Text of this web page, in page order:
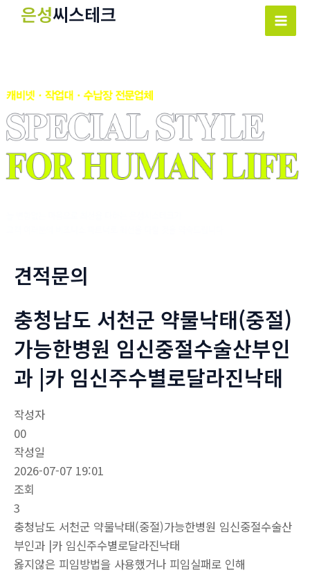
너
뛰
기
은성씨스테크
Main
견적문의
충청남도 서천군 약물낙태(중절)
가능한병원 임신중절수술산부인
과 |카 임신주수별로달라진낙­태
작성자
00
작성일
2026-07-07 19:01
조회
3
충청남도 서천군 약물낙태(중절)가능한병원 임신중절수술산
부인과 |카 임신주수별로달라진낙­태
옳지않은 피임방법을 사용했거나 피임실패로 인해